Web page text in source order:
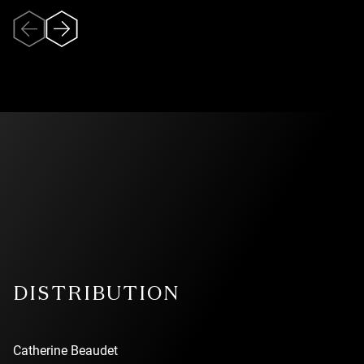
émergeant des contes de mon enfance, recâbler mes
souvenirs du vaste lieu sombre – cette ‘soute’/entrepôt à
matériaux du magasin familial – et y fabuler des corps
DISTRIBUTION
Catherine Beaudet